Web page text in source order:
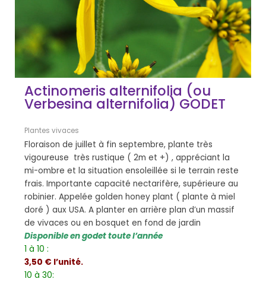
Actinomeris alternifolia (ou
Verbesina alternifolia) GODET
Plantes vivaces
Floraison de juillet à fin septembre, plante très
vigoureuse très rustique ( 2m et +) , appréciant la
mi-ombre et la situation ensoleillée si le terrain reste
frais. Importante capacité nectarifère, supérieure au
robinier. Appelée golden honey plant ( plante à miel
doré ) aux USA. A planter en arrière plan d’un massif
de vivaces ou en bosquet en fond de jardin
Disponible en godet toute l’année
1 à 10 :
3,50 € l’unité.
10 à 30: